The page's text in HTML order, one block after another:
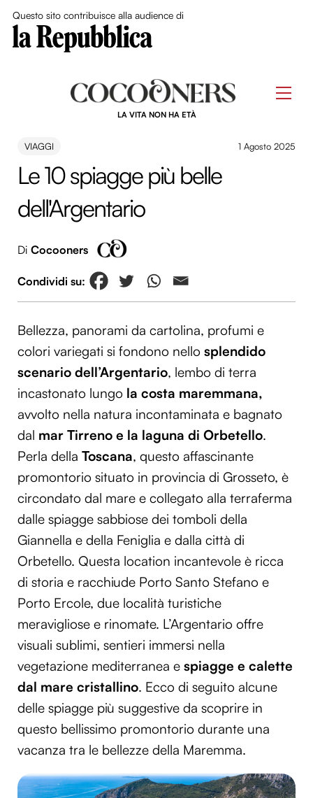
Questo sito contribuisce alla audience di
LA VITA NON HA ETÀ
VIAGGI 1 Agosto 2025
Le 10 spiagge più belle
dell'Argentario
Di Cocooners
Bellezza, panorami da cartolina, profumi e
colori variegati si fondono nello splendido
scenario dell’Argentario, lembo di terra
incastonato lungo la costa maremmana,
avvolto nella natura incontaminata e bagnato
dal mar Tirreno e la laguna di Orbetello.
Perla della Toscana, questo affascinante
promontorio situato in provincia di Grosseto, è
circondato dal mare e collegato alla terraferma
dalle spiagge sabbiose dei tomboli della
Giannella e della Feniglia e dalla città di
Orbetello. Questa location incantevole è ricca
di storia e racchiude Porto Santo Stefano e
Porto Ercole, due località turistiche
meravigliose e rinomate. L’Argentario offre
visuali sublimi, sentieri immersi nella
vegetazione mediterranea e spiagge e calette
dal mare cristallino. Ecco di seguito alcune
delle spiagge più suggestive da scoprire in
questo bellissimo promontorio durante una
vacanza tra le bellezze della Maremma.